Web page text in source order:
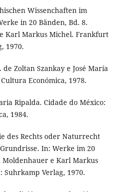
Wissenchaften im
in 20 Bänden, Bd. 8.
Karl Markus Michel. Frankfurt
1970.
Zoltan Szankay e José María
Económica, 1978.
Ripalda. Cidade do México:
1984.
des Rechts oder Naturrecht
In: Werke im 20
Moldenhauer e Karl Markus
Verlag, 1970.